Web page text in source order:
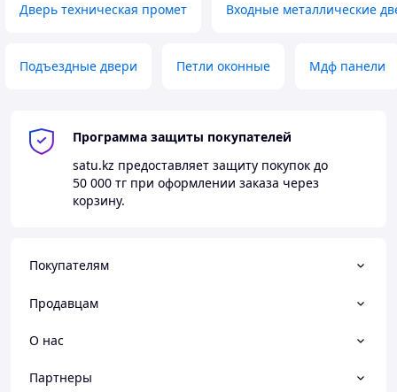
Дверь техническая промет Входные металлические
Подъездные двери Петли оконные Мдф панели
Программа защиты покупателей
satu.kz предоставляет защиту покупок до
50 000 тг при оформлении заказа через
корзину.
Покупателям
Продавцам
О нас
Партнеры